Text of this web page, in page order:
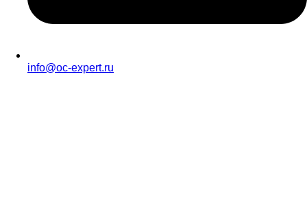
info@oc-expert.ru